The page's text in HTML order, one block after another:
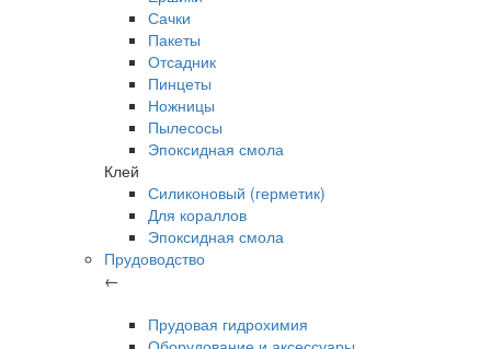
Сачки
Пакеты
Отсадник
Пинцеты
Ножницы
Пылесосы
Эпоксидная смола
Клей
Силиконовый (герметик)
Для кораллов
Эпоксидная смола
Прудоводство
←
Прудовая гидрохимия